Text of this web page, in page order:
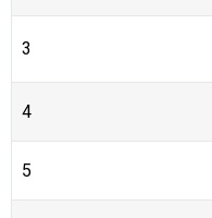
3
4
5